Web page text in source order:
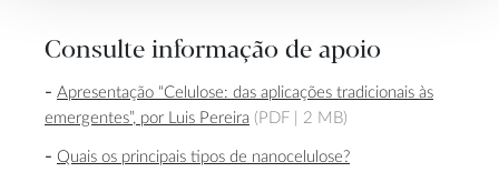
Consulte informação de apoio
Apresentação “Celulose: das aplicações tradicionais às
emergentes”, por Luis Pereira (PDF | 2 MB)
Quais os principais tipos de nanocelulose?